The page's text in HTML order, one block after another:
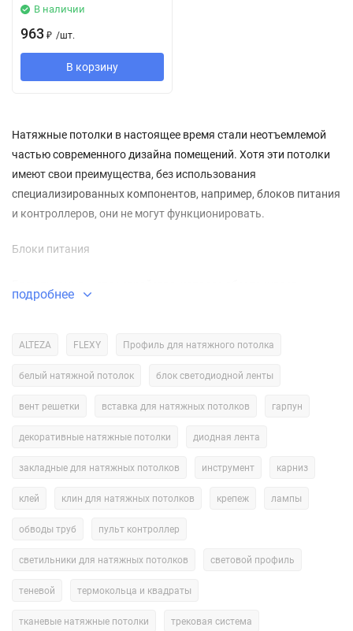
В наличии
963 ₽ /шт.
В корзину
Натяжные потолки в настоящее время стали неотъемлемой
частью современного дизайна помещений. Хотя эти потолки
имеют свои преимущества, без использования
специализированных компонентов, например, блоков питания
и контроллеров, они не могут функционировать.
Блоки питания
питание для LED-лент на натяжном потолке. Изделие может
тока (DC). Блок питания определяется выходной мощностью,
подключены к блоку питания.
цветом и режимом работы LED-лент на потолке. Он может
быть запрограммирован, чтобы изменять яркость, сменять
имеет различные варианты управления, например, пульт
подробнее
ALTEZA FLEXY Профиль для натяжного потолка
белый натяжной потолок блок светодиодной ленты
вент решетки вставка для натяжных потолков гарпун
декоративные натяжные потолки диодная лента
закладные для натяжных потолков инструмент карниз
клей клин для натяжных потолков крепеж лампы
обводы труб пульт контроллер
светильники для натяжных потолков световой профиль
теневой термокольца и квадраты
тканевые натяжные потолки трековая система